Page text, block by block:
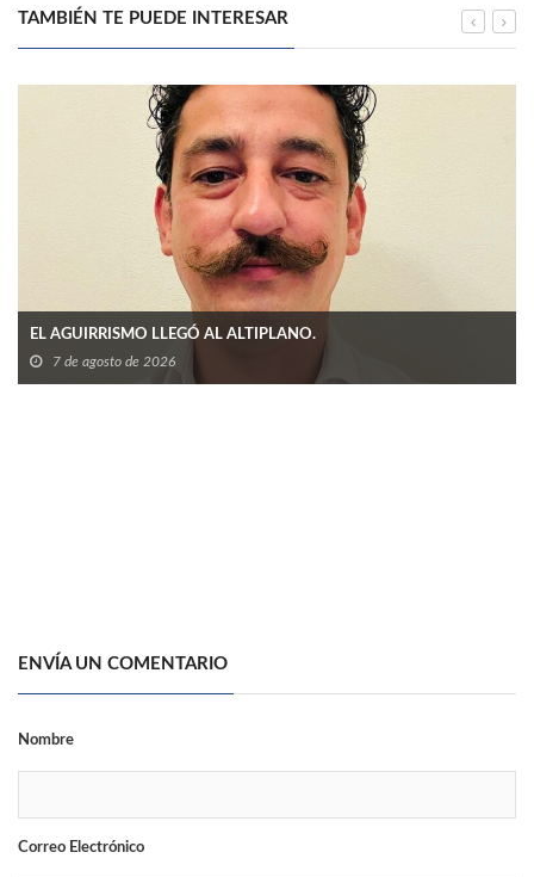
TAMBIÉN TE PUEDE INTERESAR
EL AGUIRRISMO LLEGÓ AL ALTIPLANO.
7 de agosto de 2026
ENVÍA UN COMENTARIO
Nombre
Correo Electrónico